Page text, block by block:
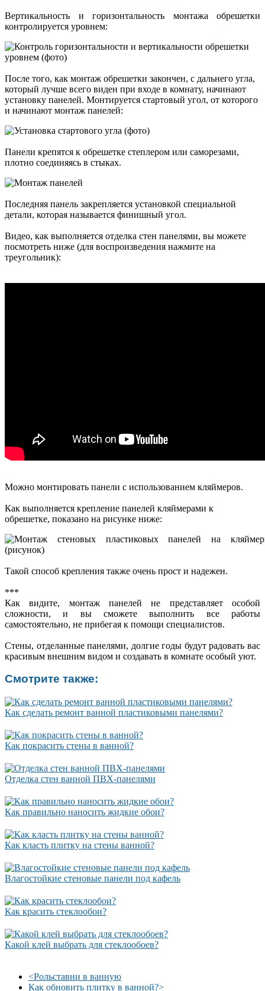
Вертикальность и горизонтальность монтажа обрешетки
контролируется уровнем:
После того, как монтаж обрешетки закончен, с дальнего угла,
который лучше всего виден при входе в комнату, начинают
установку панелей. Монтируется стартовый угол, от которого
и начинают монтаж панелей:
Панели крепятся к обрешетке степлером или саморезами,
плотно соединяясь в стыках.
Последняя панель закрепляется установкой специальной
детали, которая называется финишный угол.
Видео, как выполняется отделка стен панелями, вы можете
посмотреть ниже (для воспроизведения нажмите на
треугольник):
Можно монтировать панели с использованием кляймеров.
Как выполняется крепление панелей кляймерами к
обрешетке, показано на рисунке ниже:
Такой способ крепления также очень прост и надежен.
***
Как видите, монтаж панелей не представляет особой
сложности, и вы сможете выполнить все работы
самостоятельно, не прибегая к помощи специалистов.
Стены, отделанные панелями, долгие годы будут радовать вас
красивым внешним видом и создавать в комнате особый уют.
Смотрите также:
Как сделать ремонт ванной пластиковыми панелями?
Как покрасить стены в ванной?
Отделка стен ванной ПВХ-панелями
Как правильно наносить жидкие обои?
Как класть плитку на стены ванной?
Влагостойкие стеновые панели под кафель
Как красить стеклообои?
Какой клей выбрать для стеклообоев?
<Рольставни в ванную
Как обновить плитку в ванной?>